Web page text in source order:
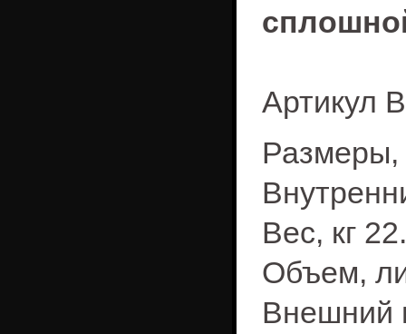
Артикул
Размеры,
Вес, кг
Объем,
Внешний